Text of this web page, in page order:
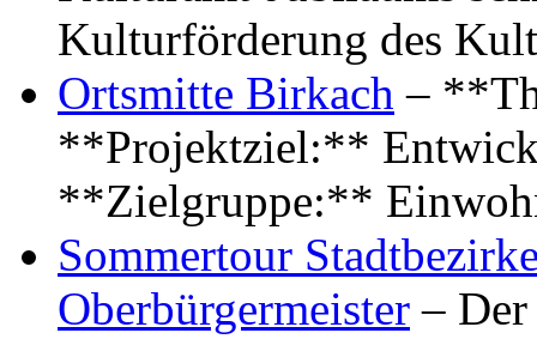
Kulturförderung des
Ortsmitte Birkach –
**Projektziel:**
**Zielgruppe:**
Sommertour
Oberbürgermeister –